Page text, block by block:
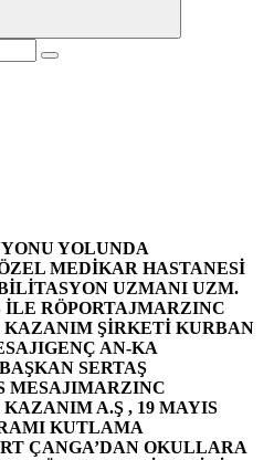
YOLUNDA
MEDİKAR HASTANESİ
UZMANI UZM.
RÖPORTAJMARZINC
ŞİRKETİ KURBAN
GENÇ AN-KA
BAŞKAN SERTAŞ
MESAJIMARZINC
A.Ş , 19 MAYIS
KUTLAMA
ÇANGA’DAN OKULLARA